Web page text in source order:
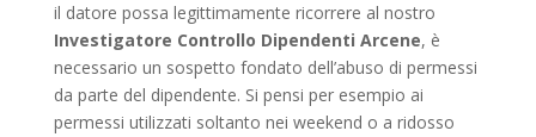
il datore possa legittimamente ricorrere al nostro
Investigatore Controllo Dipendenti Arcene, è
necessario un sospetto fondato dell’abuso di permessi
da parte del dipendente. Si pensi per esempio ai
permessi utilizzati soltanto nei weekend o a ridosso